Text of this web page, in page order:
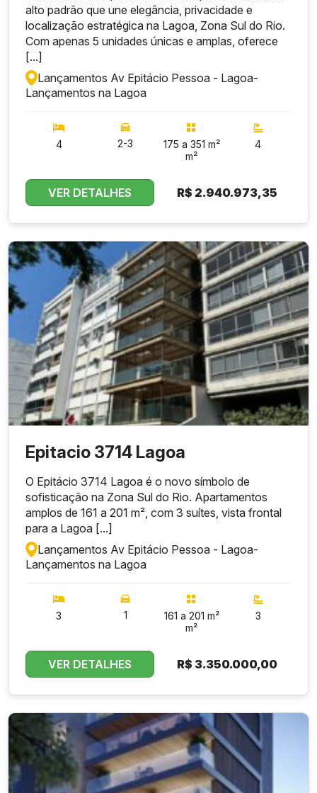
alto padrão que une elegância, privacidade e
localização estratégica na Lagoa, Zona Sul do Rio.
Com apenas 5 unidades únicas e amplas, oferece
[...]
Lançamentos Av Epitácio Pessoa - Lagoa-
Lançamentos na Lagoa
4 2-3
175 a 351 m²
m²
4
VER DETALHES R$ 2.940.973,35
Epitacio 3714 Lagoa
O Epitácio 3714 Lagoa é o novo símbolo de
sofisticação na Zona Sul do Rio. Apartamentos
amplos de 161 a 201 m², com 3 suítes, vista frontal
para a Lagoa [...]
Lançamentos Av Epitácio Pessoa - Lagoa-
Lançamentos na Lagoa
3 1
161 a 201 m²
m²
3
VER DETALHES R$ 3.350.000,00